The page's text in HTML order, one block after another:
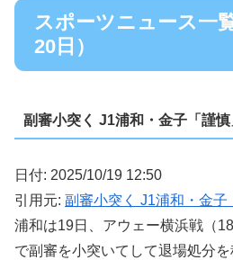
スポーツニュース一
20日）
副審小突く J1浦和・金子「謹慎
日付: 2025/10/19 12:50
引用元: 副審小突く J1浦和・金子
浦和は19日、アウェー横浜戦（
で副審を小突いてして退場処分